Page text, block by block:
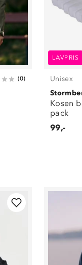
(0)
LAVPRIS
Unisex
Kosen
pack
99,-